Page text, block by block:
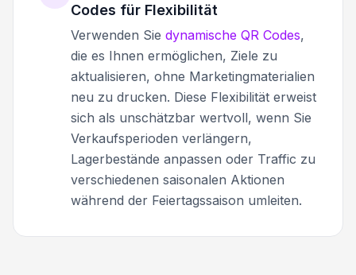
Codes für Flexibilität
Verwenden Sie dynamische QR Codes,
die es Ihnen ermöglichen, Ziele zu
aktualisieren, ohne Marketingmaterialien
neu zu drucken. Diese Flexibilität erweist
sich als unschätzbar wertvoll, wenn Sie
Verkaufsperioden verlängern,
Lagerbestände anpassen oder Traffic zu
verschiedenen saisonalen Aktionen
während der Feiertagssaison umleiten.